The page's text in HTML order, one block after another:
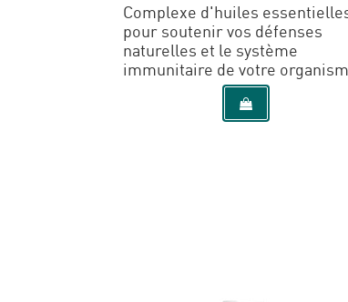
Complexe d'huiles
pour soutenir vos défenses
naturelles et le système
immunitaire de votre